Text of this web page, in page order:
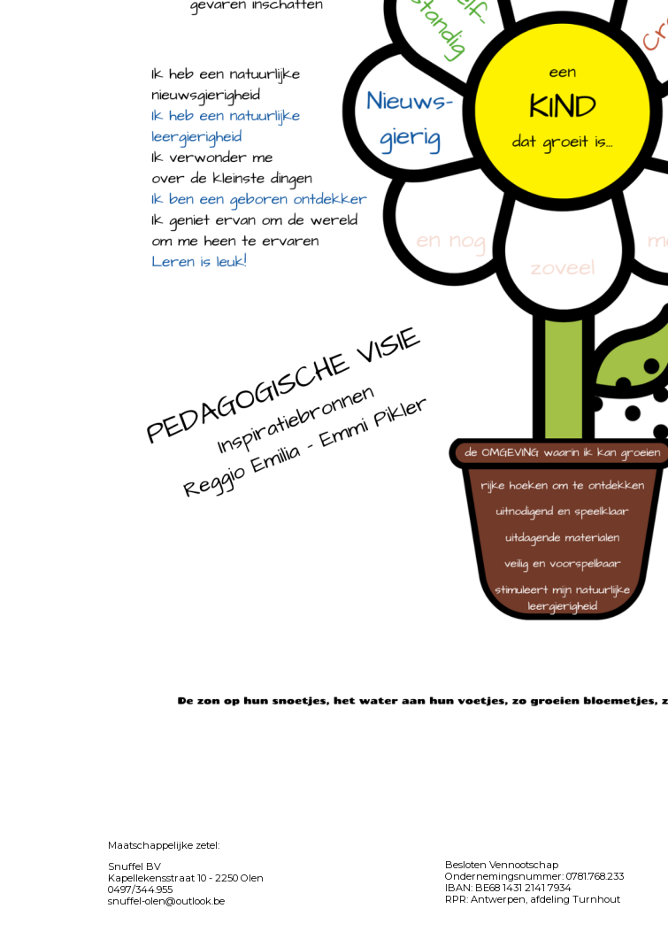
Maatschappelijke zetel:
Snuffel BV
Kapellekensstraat 10 - 2250 Olen
0497/344.955
snuffel-olen@outlook.be
Besloten Vennootschap
Ondernemingsnummer: 0781.768.233
IBAN: BE68 1431 2141 7934
RPR: Antwerpen, afdeling Turnhout